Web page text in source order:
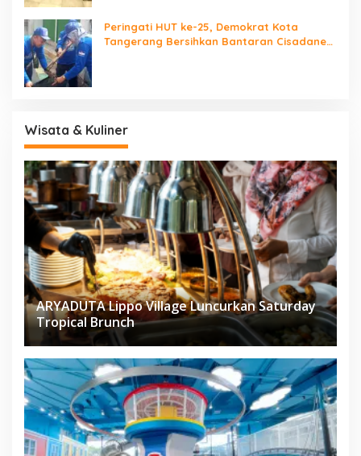
Peringati HUT ke-25, Demokrat Kota
Tangerang Bersihkan Bantaran Cisadane
Wisata & Kuliner
ARYADUTA Lippo Village Luncurkan Saturday
Tropical Brunch